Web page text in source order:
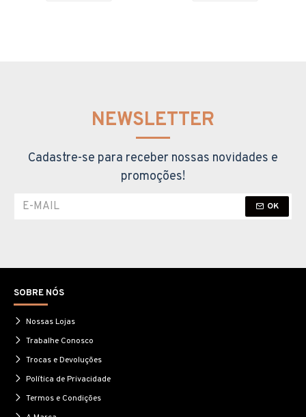
NEWSLETTER
Cadastre-se para receber nossas novidades e
promoções!
OK
SOBRE NÓS
Nossas Lojas
Trabalhe Conosco
Trocas e Devoluções
Política de Privacidade
Termos e Condições